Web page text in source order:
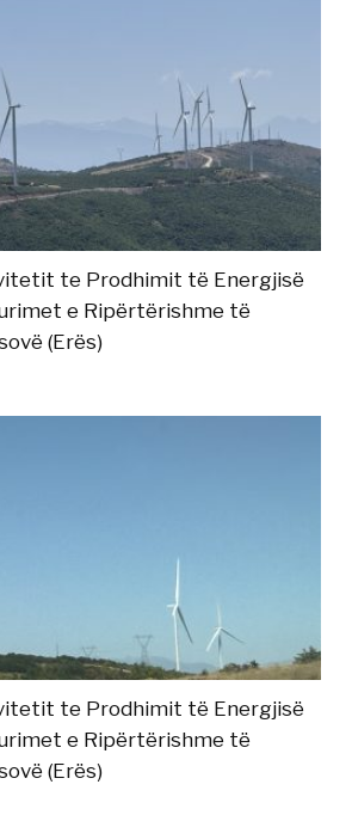
te Prodhimit të Energjisë
e Ripërtërishme të
(Erës)
te Prodhimit të Energjisë
e Ripërtërishme të
(Erës)